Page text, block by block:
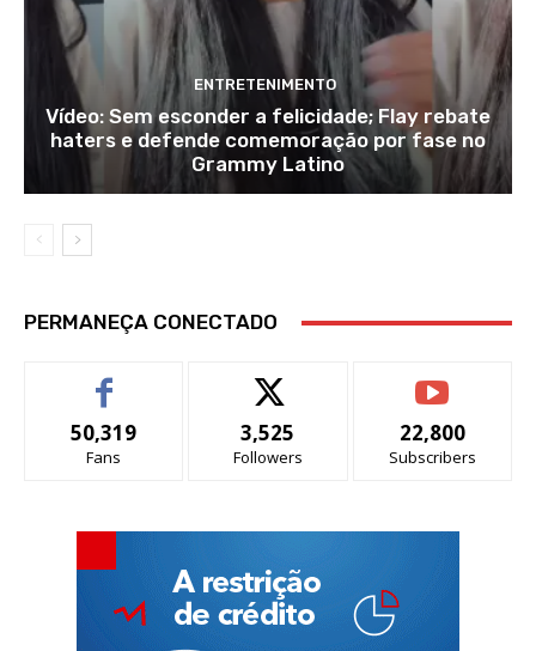
ENTRETENIMENTO
Vídeo: Sem esconder a felicidade; Flay rebate
haters e defende comemoração por fase no
Grammy Latino
PERMANEÇA CONECTADO
50,319
Fans
3,525
Followers
22,800
Subscribers